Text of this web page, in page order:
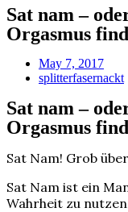
Sat nam –
Orgasmus
May 7, 2017
splitterfasernackt
Sat nam –
Orgasmus
Sat Nam! Grob
Sat Nam ist ein
Wahrheit zu